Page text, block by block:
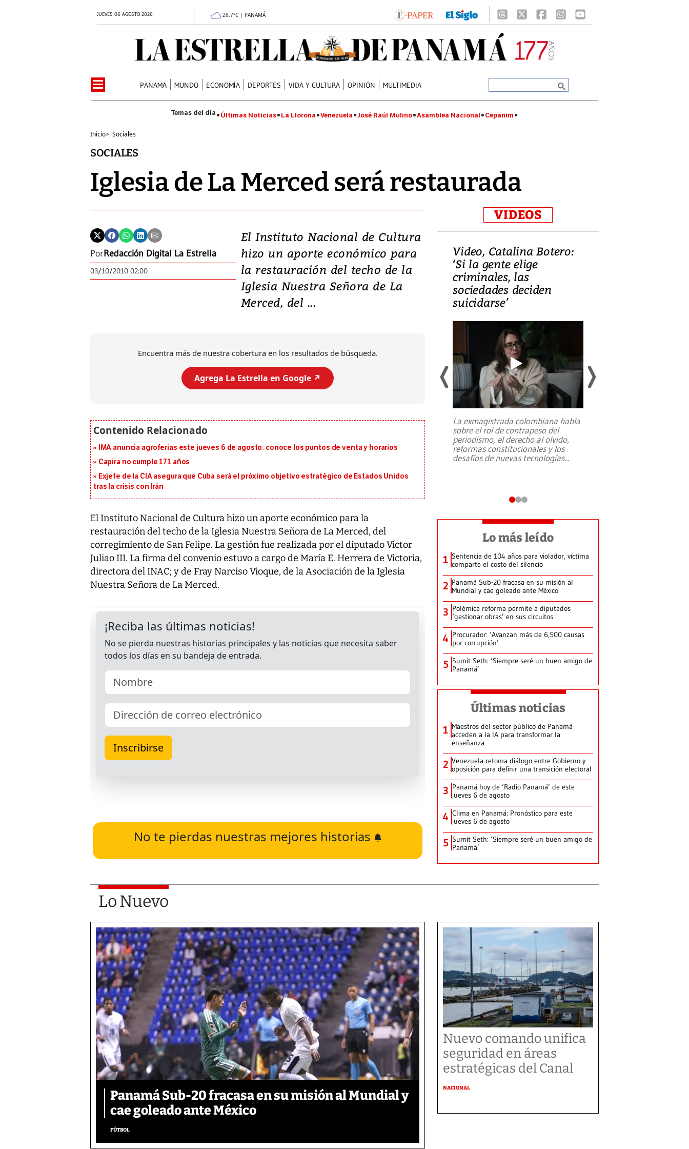
JUEVES 06 AGOSTO 2026 26.7°C | PANAMÁ
PANAMÁ MUNDO ECONOMÍA DEPORTES VIDA Y CULTURA OPINIÓN MULTIMEDIA
Últimas Noticias La Llorona Venezuela José Raúl Mulino Asamblea Nacional Cepanim
Inicio> Sociales
SOCIALES
Iglesia de La Merced será restaurada
PorRedacción Digital La Estrella
03/10/2010 02:00
El Instituto Nacional de Cultura
hizo un aporte económico para
la restauración del techo de la
Iglesia Nuestra Señora de La
Merced, del ...
Encuentra más de nuestra cobertura en los resultados de búsqueda.
Agrega La Estrella en Google ↗️
IMA anuncia agroferias este jueves 6 de agosto: conoce los puntos de venta y horarios
Capira no cumple 171 años
Exjefe de la CIA asegura que Cuba será el próximo objetivo estratégico de Estados Unidos
tras la crisis con Irán
El Instituto Nacional de Cultura hizo un aporte económico para la
restauración del techo de la Iglesia Nuestra Señora de La Merced, del
corregimiento de San Felipe. La gestión fue realizada por el diputado Víctor
Juliao III. La firma del convenio estuvo a cargo de María E. Herrera de Victoria,
directora del INAC; y de Fray Narciso Vioque, de la Asociación de la Iglesia
Nuestra Señora de La Merced.
No te pierdas nuestras mejores historias
VIDEOS
Video, Japón: Terremoto
deja heridos y graves
daños en Kumamoto
al sur de Japón, provocando una
Video, Catalina Botero:
‘Si la gente elige
criminales, las
sociedades deciden
suicidarse’
La exmagistrada colombiana habla
sobre el rol de contrapeso del
periodismo, el derecho al olvido,
reformas constitucionales y los
desafíos de nuevas tecnologías...
Lo más leído
1 Sentencia de 104 años para violador, víctima
comparte el costo del silencio
2 Panamá Sub-20 fracasa en su misión al
Mundial y cae goleado ante México
3 Polémica reforma permite a diputados
‘gestionar obras’ en sus circuitos
4 Procurador: ‘Avanzan más de 6,500 causas
por corrupción’
5 Sumit Seth: ‘Siempre seré un buen amigo de
Panamá’
Últimas noticias
1 Maestros del sector público de Panamá
acceden a la IA para transformar la
enseñanza
2 Venezuela retoma diálogo entre Gobierno y
oposición para definir una transición electoral
3 Panamá hoy de ‘Radio Panamá’ de este
jueves 6 de agosto
4 Clima en Panamá: Pronóstico para este
jueves 6 de agosto
5 Sumit Seth: ‘Siempre seré un buen amigo de
Panamá’
Lo Nuevo
Panamá Sub-20 fracasa en su misión al Mundial y
cae goleado ante México
FÚTBOL
Nuevo comando unifica
seguridad en áreas
estratégicas del Canal
NACIONAL